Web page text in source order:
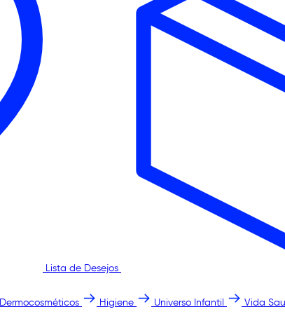
Lista de Desejos
Dermocosméticos Higiene Universo Infantil Vida